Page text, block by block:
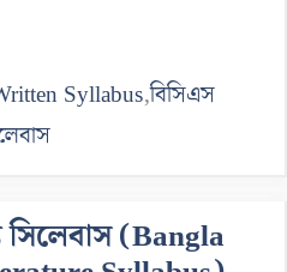
Syllabus,বিসিএস
সিলেবাস (Bangla